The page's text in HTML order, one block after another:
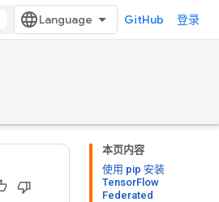
GitHub 登录
本页内容
使用 pip 安装
TensorFlow
Federated